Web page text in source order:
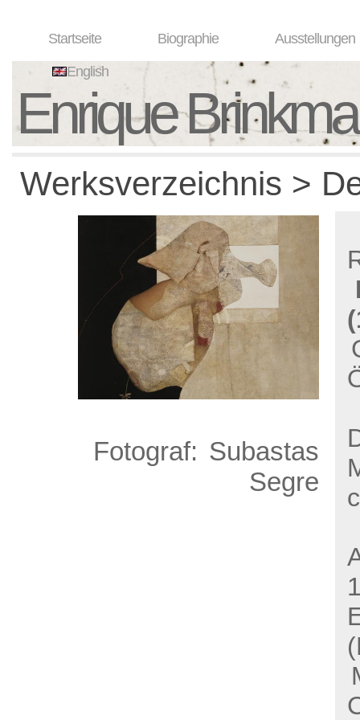
Startseite Biographie Ausstellungen
English
Enrique
Werksverzeichnis >
Fotograf: Subastas
Segre